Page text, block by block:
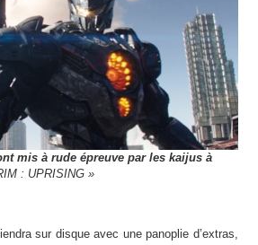
mis à rude épreuve par les kaijus à
: UPRISING »
sur disque avec une panoplie d’extras,